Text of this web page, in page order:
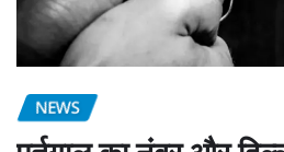
NEWS